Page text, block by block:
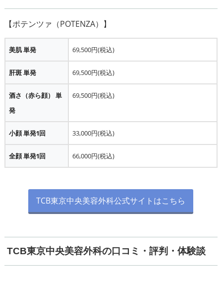
美肌 単発 69,500円(税込)
肝斑 単発 69,500円(税込)
酒さ（赤ら顔） 単
発
69,500円(税込)
小顔 単発1回 33,000円(税込)
全顔 単発1回 66,000円(税込)
TCB東京中央美容外科公式サイトはこちら
TCB東京中央美容外科の口コミ・評判・体験談